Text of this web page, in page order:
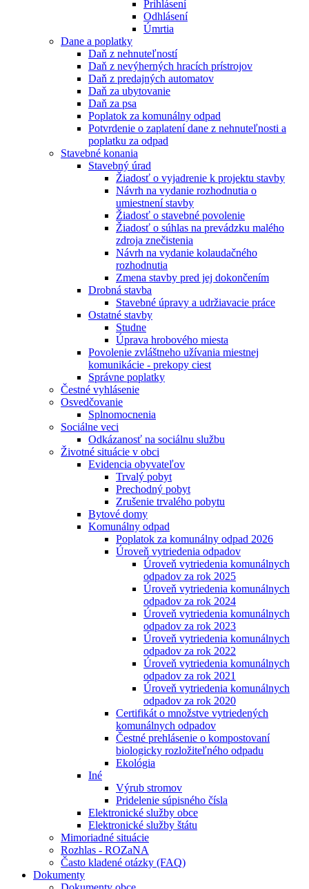
Prihlásení
Odhlásení
Úmrtia
Dane a poplatky
Daň z nehnuteľností
Daň z nevýherných hracích prístrojov
Daň z predajných automatov
Daň za ubytovanie
Daň za psa
Poplatok za komunálny odpad
Potvrdenie o zaplatení dane z nehnuteľnosti a
poplatku za odpad
Stavebné konania
Stavebný úrad
Žiadosť o vyjadrenie k projektu stavby
Návrh na vydanie rozhodnutia o
umiestnení stavby
Žiadosť o stavebné povolenie
Žiadosť o súhlas na prevádzku malého
zdroja znečistenia
Návrh na vydanie kolaudačného
rozhodnutia
Zmena stavby pred jej dokončením
Drobná stavba
Stavebné úpravy a udržiavacie práce
Ostatné stavby
Studne
Úprava hrobového miesta
Povolenie zvláštneho užívania miestnej
komunikácie - prekopy ciest
Správne poplatky
Čestné vyhlásenie
Osvedčovanie
Splnomocnenia
Sociálne veci
Odkázanosť na sociálnu službu
Životné situácie v obci
Evidencia obyvateľov
Trvalý pobyt
Prechodný pobyt
Zrušenie trvalého pobytu
Bytové domy
Komunálny odpad
Poplatok za komunálny odpad 2026
Úroveň vytriedenia odpadov
Úroveň vytriedenia komunálnych
odpadov za rok 2025
Úroveň vytriedenia komunálnych
odpadov za rok 2024
Úroveň vytriedenia komunálnych
odpadov za rok 2023
Úroveň vytriedenia komunálnych
odpadov za rok 2022
Úroveň vytriedenia komunálnych
odpadov za rok 2021
Úroveň vytriedenia komunálnych
odpadov za rok 2020
Certifikát o množstve vytriedených
komunálnych odpadov
Čestné prehlásenie o kompostovaní
biologicky rozložiteľného odpadu
Ekológia
Iné
Výrub stromov
Pridelenie súpisného čísla
Elektronické služby obce
Elektronické služby štátu
Mimoriadné situácie
Rozhlas - ROZaNA
Často kladené otázky (FAQ)
Dokumenty